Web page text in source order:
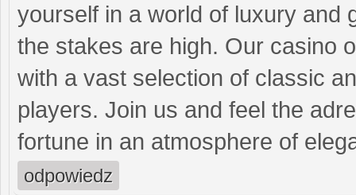
yourself in a world of luxury and
the stakes are high. Our casino
with a vast selection of classic
players. Join us and feel the
fortune in an atmosphere of
odpowiedz